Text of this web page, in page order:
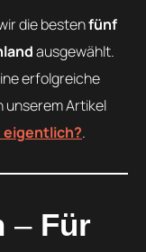
die bestenfünf
ausgewählt.
erfolgreiche
unserem Artikel
eigentlich?.
– Für